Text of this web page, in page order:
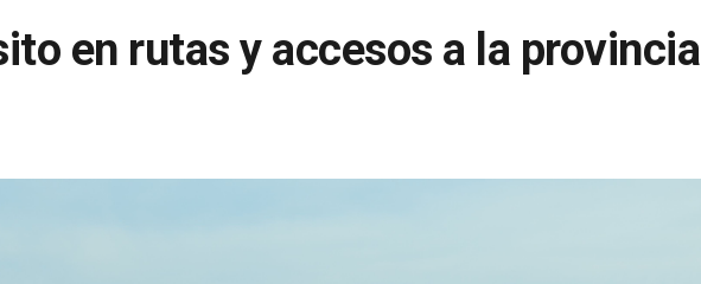
en rutas y accesos a la provincia